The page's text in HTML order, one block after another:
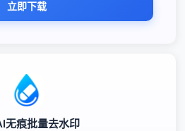
立即下载
无痕批量去水印